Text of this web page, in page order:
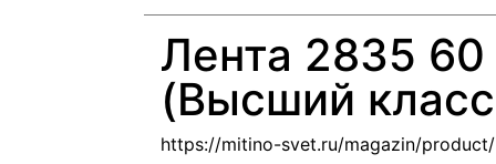
Лента 2835
(Высший
https://mitino-svet.ru/magazin/